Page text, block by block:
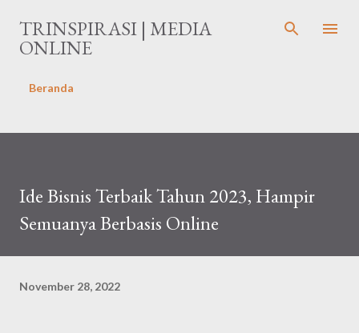
Langsung ke konten utama
TRINSPIRASI | MEDIA
ONLINE
Beranda
Ide Bisnis Terbaik Tahun 2023, Hampir
Semuanya Berbasis Online
November 28, 2022